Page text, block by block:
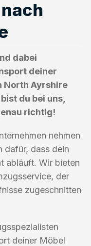
dabei
deiner
North Ayrshire
du bei uns,
richtig!
nehmen
dafür, dass dein
abläuft. Wir bieten
der
zugeschnitten
deiner Möbel